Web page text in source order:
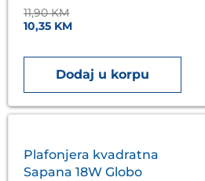
11,90KM
10,35 KM
Dodaj u korpu
Plafonjera kvadratna
Sapana 18W Globo